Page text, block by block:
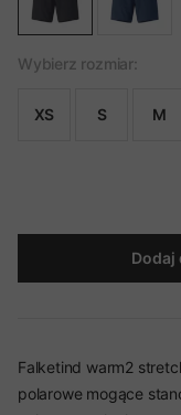
Wybierz rozmiar:
XS S M
Dodaj
Falketind warm2
polarowe mogące